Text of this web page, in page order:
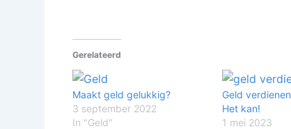
Gerelateerd
Maakt geld gelukkig?
3 september 2022
In "Geld"
Geld
Het kan!
1 mei 2023